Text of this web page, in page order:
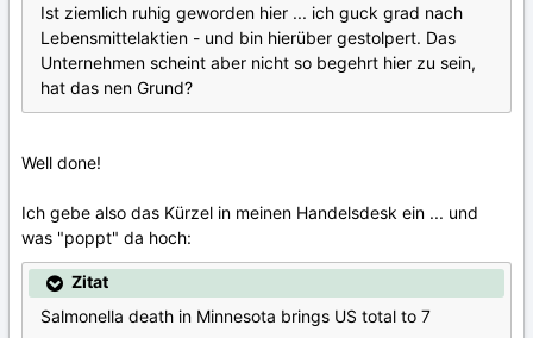
Ist ziemlich ruhig geworden hier ... ich guck grad nach
Lebensmittelaktien - und bin hierüber gestolpert. Das
Unternehmen scheint aber nicht so begehrt hier zu sein,
hat das nen Grund?
Well done!
Ich gebe also das Kürzel in meinen Handelsdesk ein ... und
was "poppt" da hoch:
Zitat
Salmonella death in Minnesota brings US total to 7